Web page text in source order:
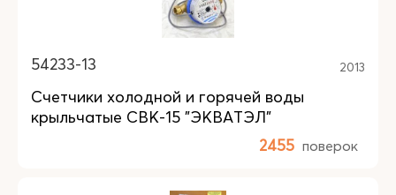
54233-13 2013
Счетчики холодной и горячей воды
крыльчатые СВК-15 "ЭКВАТЭЛ"
2455 поверок